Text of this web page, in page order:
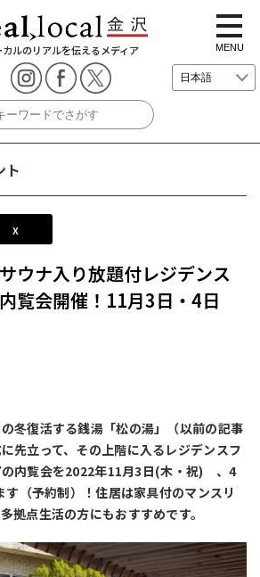
カルのリアルを伝えるメディア
t
o
g
g
e
i
i
MENU
ト
X
ウナ入り放題付レジデンス
覧会開催！11月3日・4日
冬復活する銭湯「松の湯」（以前の記事
先立って、その上階に入るレジデンスフ
の内覧会を2022年11月3日(木・祝) 、4
（予約制）！住居は家具付のマンスリ
拠点生活の方にもおすすめです。